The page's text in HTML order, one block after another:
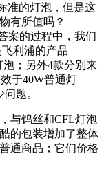
准的灯泡，但是这
有所值吗？
案的过程中，我们
利浦的产品
泡；另外4款分别来
于40W普通灯
题。
与钨丝和CFL灯泡
的包装增加了整体
通商品；它们价格